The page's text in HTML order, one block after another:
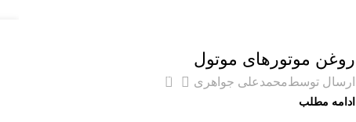
روغن موتورهای موتول
ارسال توسطمحمدعلی جواهری 0
ادامه مطلب